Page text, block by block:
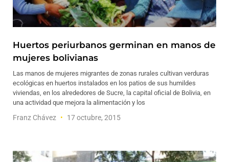
Huertos periurbanos germinan en manos de
mujeres bolivianas
Las manos de mujeres migrantes de zonas rurales cultivan verduras
ecológicas en huertos instalados en los patios de sus humildes
viviendas, en los alrededores de Sucre, la capital oficial de Bolivia, en
una actividad que mejora la alimentación y los
Franz Chávez 17 octubre, 2015